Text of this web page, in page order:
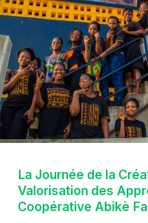
La Journée de la
Valorisation des
Coopérative Abikè